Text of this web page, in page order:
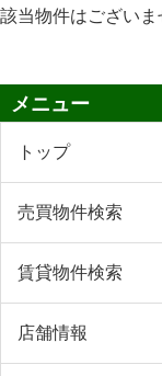
該当物件はございま
メニュー
トップ
売買物件検索
賃貸物件検索
店舗情報